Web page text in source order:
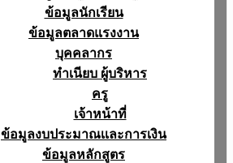
ข้อมูลนักเรียน
ข้อมูลตลาดแรงงาน
บุคคลากร
ทำเนียบ ผู้บริหาร
ครู
เจ้าหน้าที่
ข้อมูลงบประมาณเเละการเงิน
ข้อมูลหลักสูตร